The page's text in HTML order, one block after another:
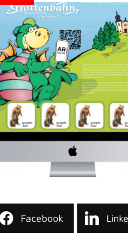
Facebook